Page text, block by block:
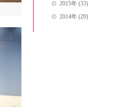
2015年(33)
2014年(20)